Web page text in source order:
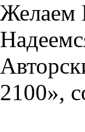
Желаем
2100»,